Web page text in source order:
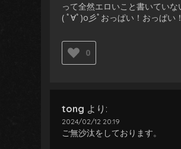
って全然エロいこと書いていな
( ﾟ∀ﾟ)o彡ﾟおっぱい！おっぱい！
0
tong より:
2024/02/12 20:19
ご無沙汰をしております。